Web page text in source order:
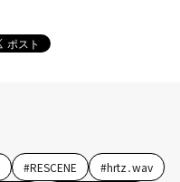
#RESCENE #hrtz․wav